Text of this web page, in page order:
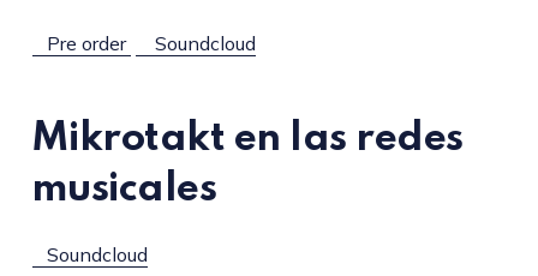
Pre order Soundcloud
Mikrotakt en las redes
musicales
Soundcloud